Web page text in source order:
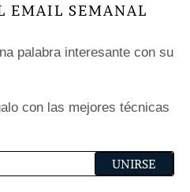
EMAIL SEMANAL
palabra interesante con su
con las mejores técnicas